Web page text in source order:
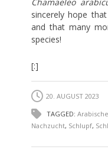
sincerely hope
and that many
species!
[:]
20. AUGUST 2023
TAGGED:
Nachzucht, Schlupf,